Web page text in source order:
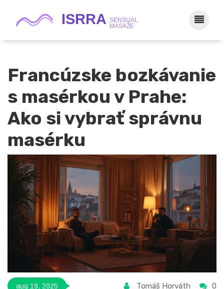
Francúzske bozkávanie
s masérkou v Prahe:
Ako si vybrať správnu
masérku
aug 19, 2025 Tomáš Horváth 0